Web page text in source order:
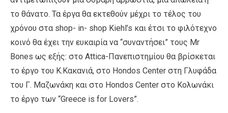
το θάνατο. Τα έργα θα εκτεθούν μέχρι το τέλος του
χρόνου στα shop- in- shop Kiehl’s και έτσι το φιλότεχνο
κοινό θα έχει την ευκαιρία να “συναντήσει” τους Mr
Bones ως εξής: στο Attica-Πανεπιστημίου θα βρίσκεται
το έργο του Κ.Κακανιά, στο Hondos Center στη Γλυφάδα
του Γ. Μαζωνάκη και στο Hondos Center στο Κολωνάκι
το έργο των “Greece is for Lovers”.